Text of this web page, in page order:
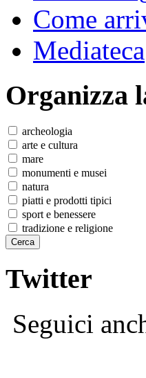
Come
Mediateca
Organizza
archeologia
arte e cultura
mare
monumenti e musei
natura
piatti e prodotti tipici
sport e benessere
tradizione e religione
Twitter
Seguici